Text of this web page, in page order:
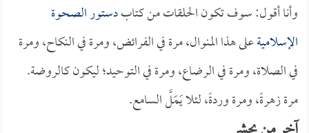
وأنا أقول: سوف تكون الحلقات من كتابدستور الصحوة
الإسلاميةعلى هذا المنوال، مرة في الفرائض، ومرة في النكاح، ومرة
في الصلاة، ومرة في الرضاع، ومرة في التوحيد؛ ليكون كالروضة.
مرة زهرةً، ومرة وردةً، لئلا يَمَلَّ السامع.